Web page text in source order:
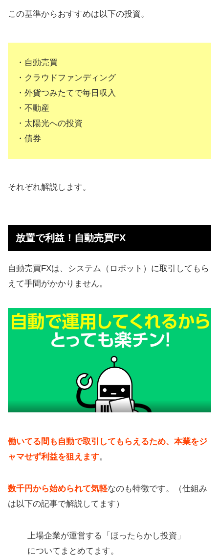
この基準からおすすめは以下の投資。
・自動売買
・クラウドファンディング
・外貨つみたてで毎日収入
・不動産
・太陽光への投資
・債券
それぞれ解説します。
放置で利益！自動売買FX
自動売買FXは、システム（ロボット）に取引してもら
えて手間がかかりません。
働いてる間も自動で取引してもらえるため、本業をジ
ャマせず利益を狙えます。
数千円から始められて気軽なのも特徴です。（仕組み
は以下の記事で解説してます）
上場企業が運営する「ほったらかし投資」
についてまとめてます。